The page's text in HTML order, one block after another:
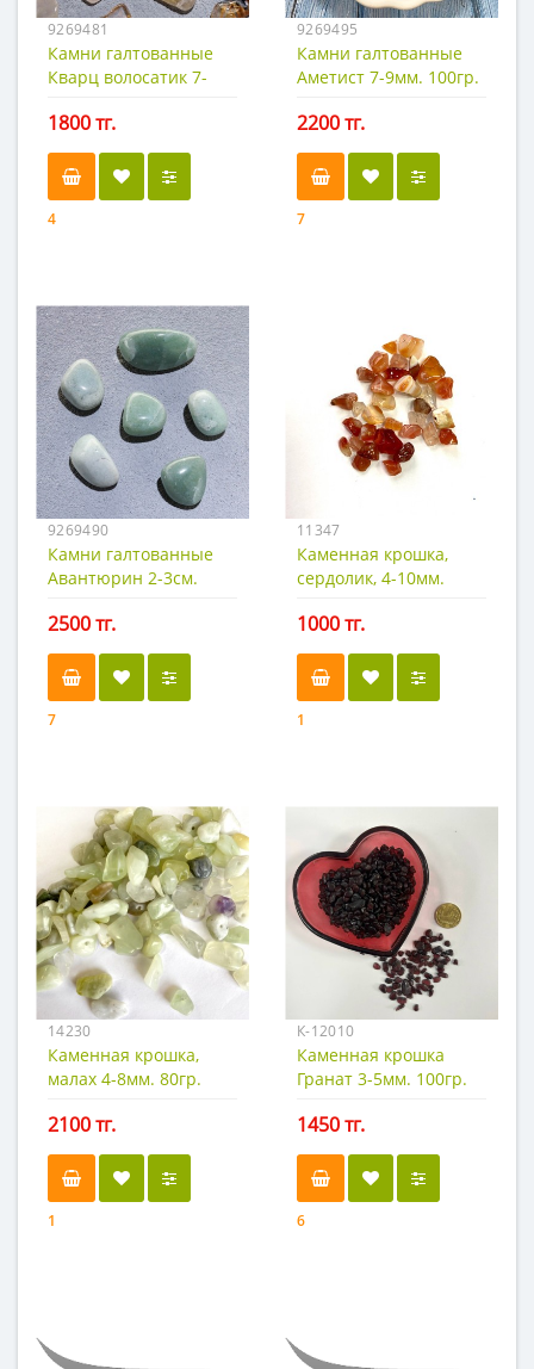
9269481
Камни галтованные
Кварц волосатик 7-
1800 тг.
4
9269495
Камни галтованные
Аметист 7-9мм. 100гр.
2200 тг.
7
9269490
Камни галтованные
Авантюрин 2-3см.
2500 тг.
7
11347
Каменная крошка,
сердолик, 4-10мм.
1000 тг.
1
14230
Каменная крошка,
малах 4-8мм. 80гр.
2100 тг.
1
К-12010
Каменная крошка
Гранат 3-5мм. 100гр.
1450 тг.
6